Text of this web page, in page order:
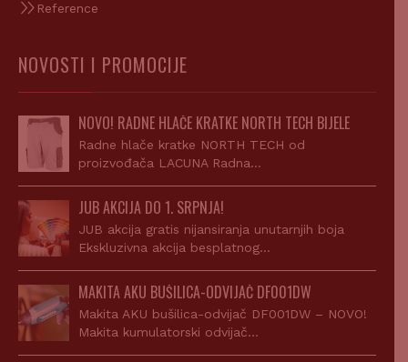
Reference
NOVOSTI I PROMOCIJE
NOVO! RADNE HLAČE KRATKE NORTH TECH BIJELE
Radne hlače kratke NORTH TECH od
proizvođača LACUNA Radna…
JUB AKCIJA DO 1. SRPNJA!
JUB akcija gratis nijansiranja unutarnjih boja
Ekskluzivna akcija besplatnog…
MAKITA AKU BUŠILICA-ODVIJAČ DF001DW
Makita AKU bušilica-odvijač DF001DW – NOVO!
Makita kumulatorski odvijač…